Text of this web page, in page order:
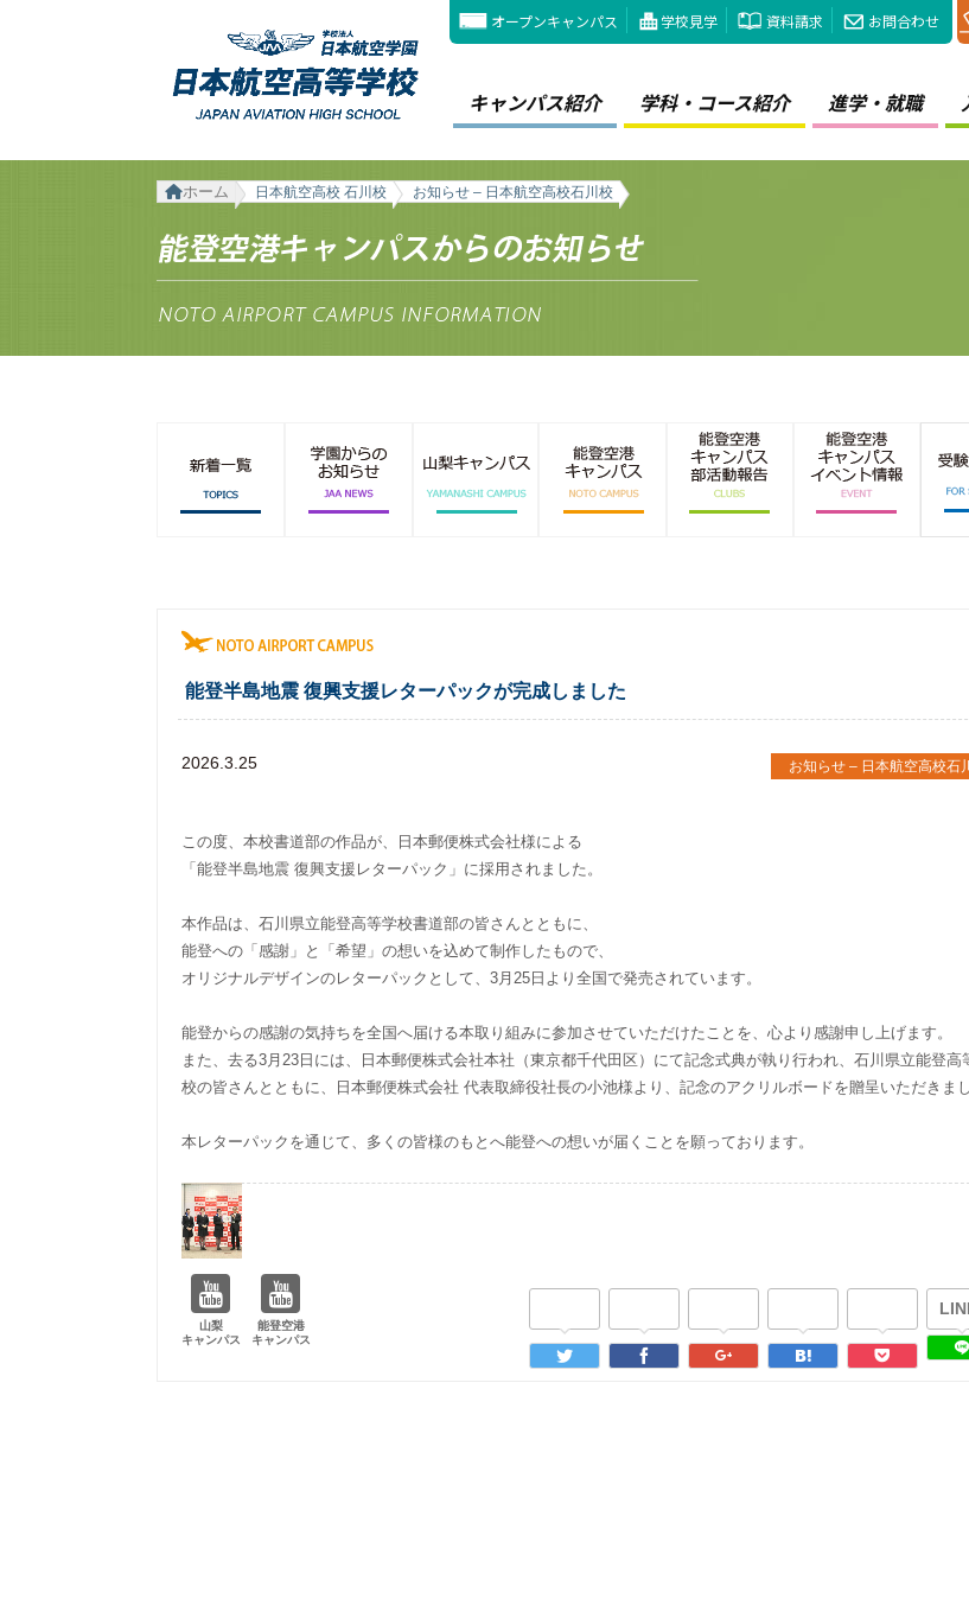
オープンキャンパス 学校見学 資料請求 お問合わせ
キャンパス紹介 学科・コース紹介 進学・就職
ホーム 日本航空高校 石川校 お知らせ – 日本航空高校石川校
能登半島地震 復興支援レターパックが完成しました
2026.3.25 お知らせ – 日本航空高校石
この度、本校書道部の作品が、日本郵便株式会社様による
「能登半島地震 復興支援レターパック」に採用されました。
本作品は、石川県立能登高等学校書道部の皆さんとともに、
能登への「感謝」と「希望」の想いを込めて制作したもので、
オリジナルデザインのレターパックとして、3月25日より全国で発売されています。
能登からの感謝の気持ちを全国へ届ける本取り組みに参加させていただけたことを、心より感謝申し上げます。
また、去る3月23日には、日本郵便株式会社本社（東京都千代田区）にて記念式典が執り行われ、石川県立能登高
校の皆さんとともに、日本郵便株式会社 代表取締役社長の小池様より、記念のアクリルボードを贈呈いただきまし
本レターパックを通じて、多くの皆様のもとへ能登への想いが届くことを願っております。
山梨
キャンパス
能登空港
キャンパス